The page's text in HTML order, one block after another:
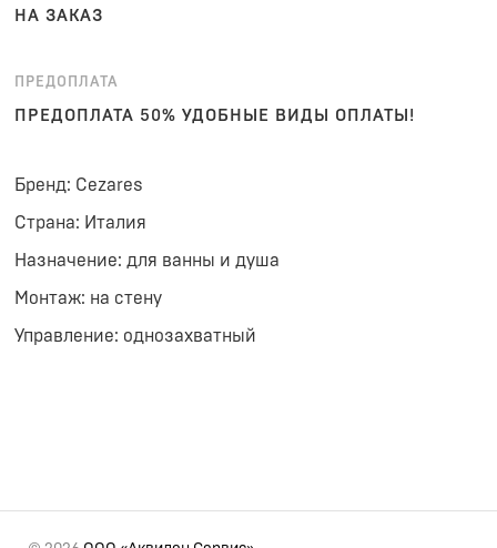
НА ЗАКАЗ
ПРЕДОПЛАТА
ПРЕДОПЛАТА 50% УДОБНЫЕ ВИДЫ ОПЛАТЫ!
Бренд: Cezares
Страна: Италия
Назначение: для ванны и душа
Монтаж: на стену
Управление: однозахватный